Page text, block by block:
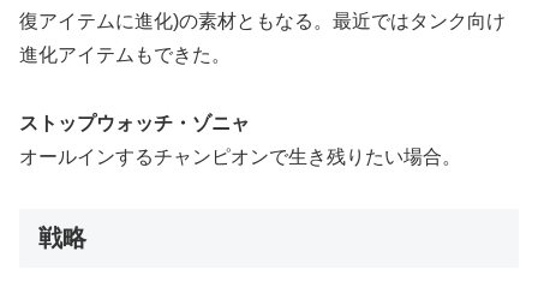
復アイテムに進化)の素材ともなる。最近ではタンク向け
進化アイテムもできた。
ストップウォッチ・ゾニャ
オールインするチャンピオンで生き残りたい場合。
戦略